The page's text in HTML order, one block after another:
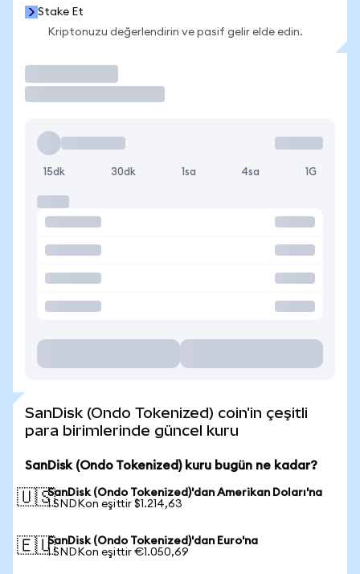
Stake Et
Kriptonuzu değerlendirin ve pasif gelir elde edin.
15dk 30dk 1sa 4sa 1G
SanDisk (Ondo Tokenized) coin'in çeşitli
para birimlerinde güncel kuru
SanDisk (Ondo Tokenized) kuru bugün ne kadar?
🇺🇸SanDisk (Ondo Tokenized)'dan Amerikan Doları'na
1 SNDKon eşittir $1.214,63
🇪🇺SanDisk (Ondo Tokenized)'dan Euro'na
1 SNDKon eşittir €1.050,69